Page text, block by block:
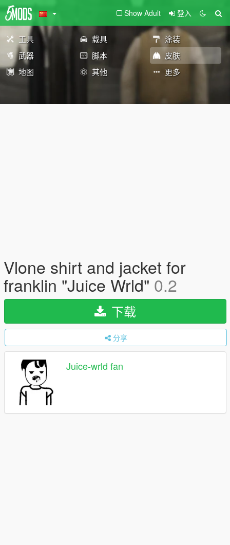
Show Adult 登入
工具 载具
涂装
武器
脚本
皮肤
地图
其他 更多
Vlone shirt and jacket for
franklin "Juice Wrld" 0.2
下载
分享
Juice-wrld fan